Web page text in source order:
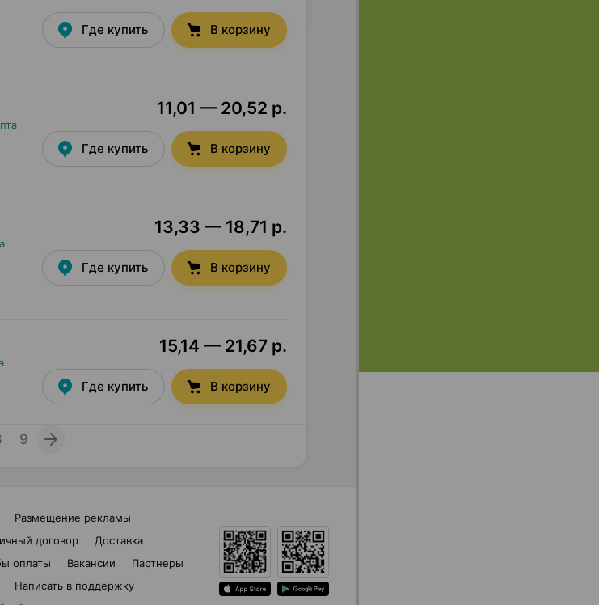
Где купить В корзину
11,01 — 20,52 р.
Где купить В корзину
13,33 — 18,71 р.
Где купить В корзину
15,14 — 21,67 р.
Где купить В корзину
9
Размещение рекламы
договор
Доставка
оплаты Вакансии
Партнеры
Написать в поддержку